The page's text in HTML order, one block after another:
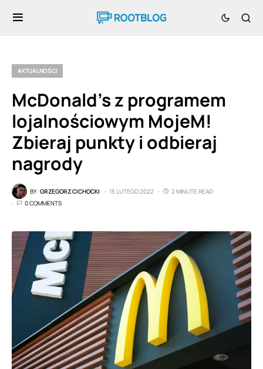
AKTUALNOŚCI
McDonald’s z programem
lojalnościowym MojeM!
Zbieraj punkty i odbieraj
nagrody
BY GRZEGORZ CICHOCKI 15 LUTEGO 2022
2 MINUTE READ
0 COMMENTS